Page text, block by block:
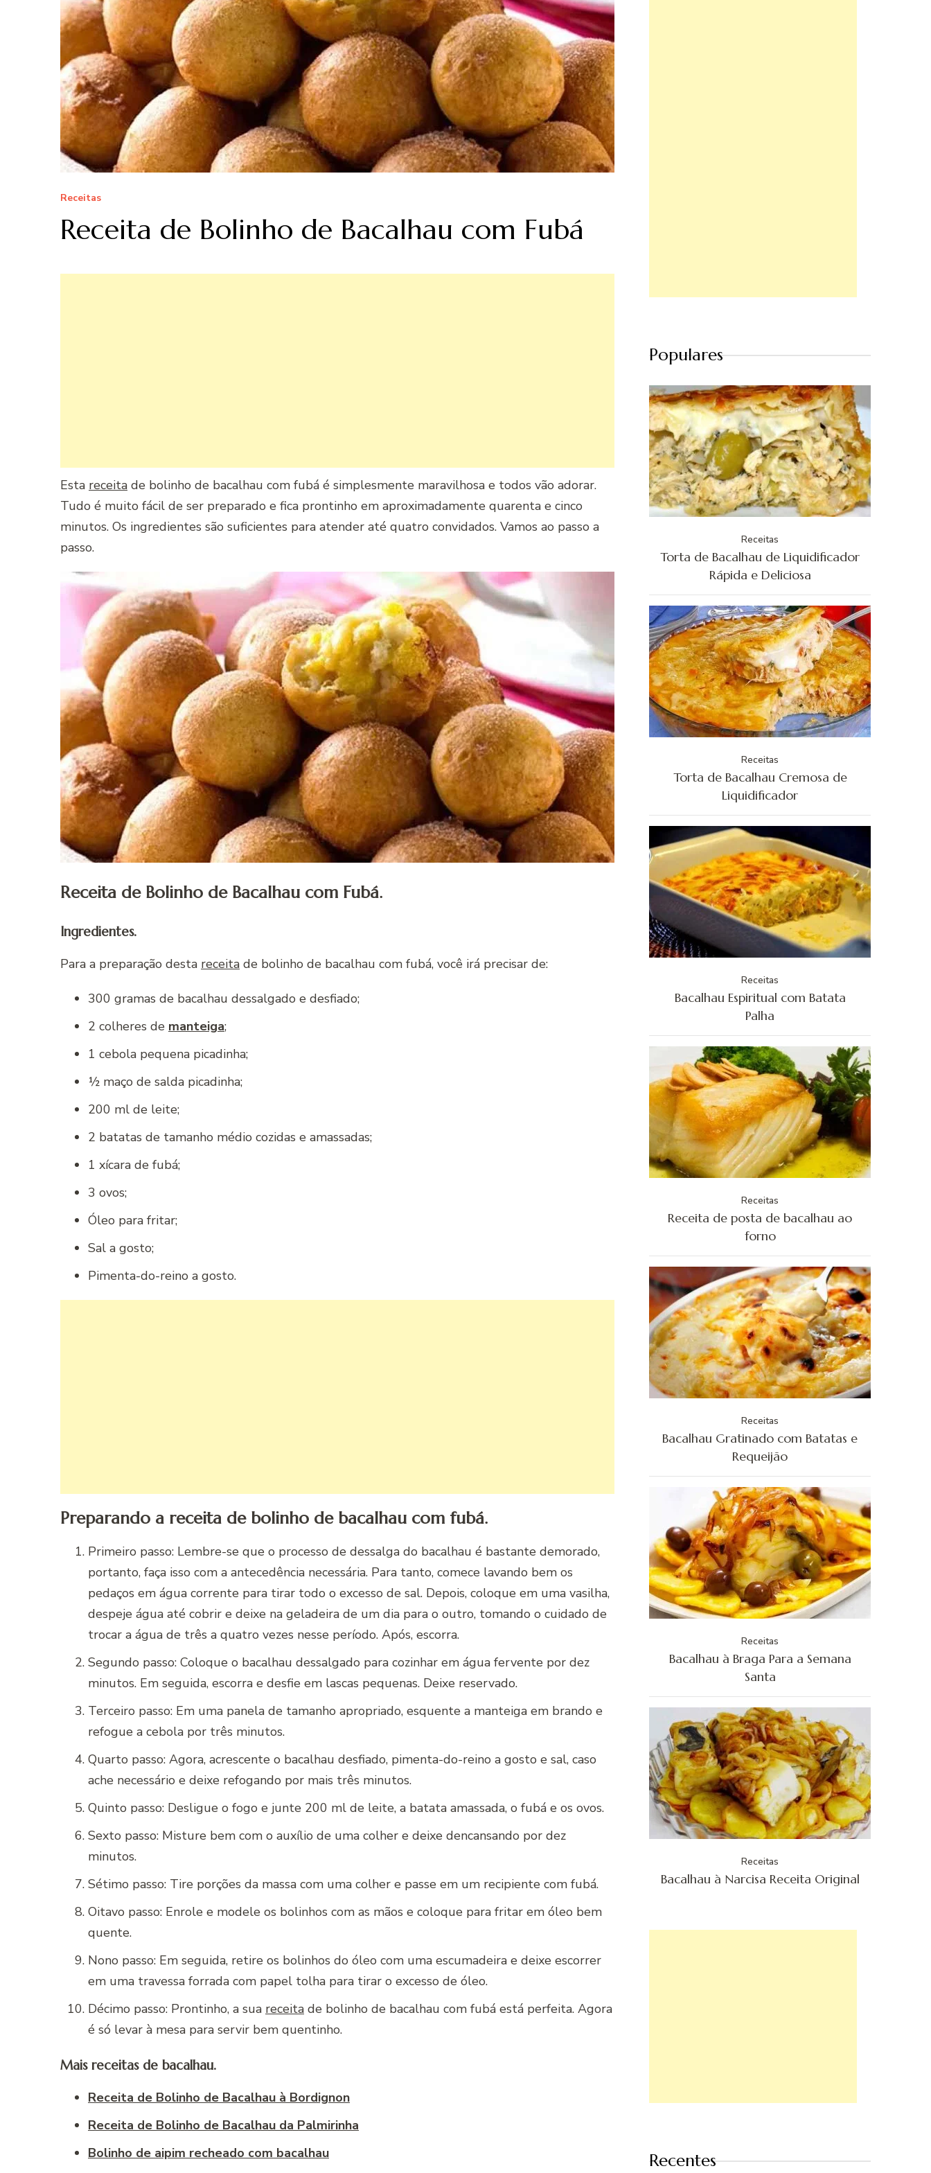
Receitas
Receita de Bolinho de Bacalhau com Fubá
Esta receita de bolinho de bacalhau com fubá é simplesmente maravilhosa e todos vão adorar.
Tudo é muito fácil de ser preparado e fica prontinho em aproximadamente quarenta e cinco
minutos. Os ingredientes são suficientes para atender até quatro convidados. Vamos ao passo a
passo.
Receita de Bolinho de Bacalhau com Fubá.
Ingredientes.
Para a preparação desta receita de bolinho de bacalhau com fubá, você irá precisar de:
300 gramas de bacalhau dessalgado e desfiado;
2 colheres de manteiga;
1 cebola pequena picadinha;
½ maço de salda picadinha;
200 ml de leite;
2 batatas de tamanho médio cozidas e amassadas;
1 xícara de fubá;
3 ovos;
Óleo para fritar;
Sal a gosto;
Pimenta-do-reino a gosto.
Preparando a receita de bolinho de bacalhau com fubá.
Primeiro passo: Lembre-se que o processo de dessalga do bacalhau é bastante demorado,
portanto, faça isso com a antecedência necessária. Para tanto, comece lavando bem os
pedaços em água corrente para tirar todo o excesso de sal. Depois, coloque em uma vasilha,
despeje água até cobrir e deixe na geladeira de um dia para o outro, tomando o cuidado de
trocar a água de três a quatro vezes nesse período. Após, escorra.
Segundo passo: Coloque o bacalhau dessalgado para cozinhar em água fervente por dez
minutos. Em seguida, escorra e desfie em lascas pequenas. Deixe reservado.
Terceiro passo: Em uma panela de tamanho apropriado, esquente a manteiga em brando e
refogue a cebola por três minutos.
Quarto passo: Agora, acrescente o bacalhau desfiado, pimenta-do-reino a gosto e sal, caso
ache necessário e deixe refogando por mais três minutos.
Quinto passo: Desligue o fogo e junte 200 ml de leite, a batata amassada, o fubá e os ovos.
Sexto passo: Misture bem com o auxílio de uma colher e deixe dencansando por dez
minutos.
Sétimo passo: Tire porções da massa com uma colher e passe em um recipiente com fubá.
Oitavo passo: Enrole e modele os bolinhos com as mãos e coloque para fritar em óleo bem
quente.
Nono passo: Em seguida, retire os bolinhos do óleo com uma escumadeira e deixe escorrer
em uma travessa forrada com papel tolha para tirar o excesso de óleo.
Décimo passo: Prontinho, a sua receita de bolinho de bacalhau com fubá está perfeita. Agora
é só levar à mesa para servir bem quentinho.
Mais receitas de bacalhau.
Receita de Bolinho de Bacalhau à Bordignon
Receita de Bolinho de Bacalhau da Palmirinha
Bolinho de aipim recheado com bacalhau
Populares
Receitas
Torta de Bacalhau de Liquidificador
Rápida e Deliciosa
Receitas
Torta de Bacalhau Cremosa de
Liquidificador
Receitas
Bacalhau Espiritual com Batata
Palha
Receitas
Receita de posta de bacalhau ao
forno
Receitas
Bacalhau Gratinado com Batatas e
Requeijão
Receitas
Bacalhau à Braga Para a Semana
Santa
Receitas
Bacalhau à Narcisa Receita Original
Recentes